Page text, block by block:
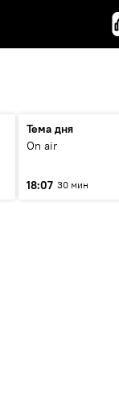
Тема дня
On air
18:07 30 мин